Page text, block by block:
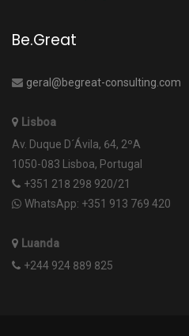
Be.Great
geral@begreat-consulting.com
Lisboa
Av. Duque D´Ávila, 64, 2ºA
1050-083 Lisboa, Portugal
+351 218 298 920/21
WhatsApp: +351 913 769 420
Luanda
+244 924 889 825